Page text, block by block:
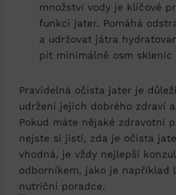
množství vody ⁢je klíčové⁢
funkci jater. ⁤Pomáhá‍
a udržovat​ játra
pít minimálně osm sklenic
Pravidelná očista ⁣jater je
udržení jejich dobrého‍ zdraví
Pokud ⁢máte nějaké zdravotní
nejste ​si jisti,⁣ zda je‍ očista
vhodná, je vždy nejlepší⁤
odborníkem, jako⁢ je například
nutriční poradce.